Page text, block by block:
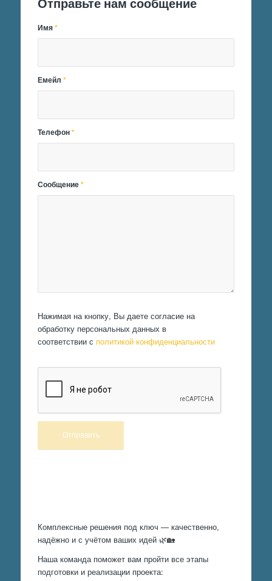
Отправьте нам сообщение
Имя*
Емейл*
Телефон*
Сообщение*
Нажимая на кнопку, Вы даете согласие на
обработку персональных данных в
соответствии с политикой конфиденциальности
Комплексные решения под ключ — качественно,
надёжно и с учётом ваших идей 🌿🏡
Наша команда поможет вам пройти все этапы
подготовки и реализации проекта: